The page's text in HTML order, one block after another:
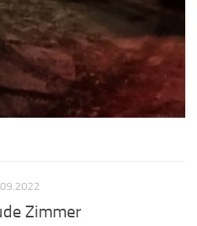
Zimmer